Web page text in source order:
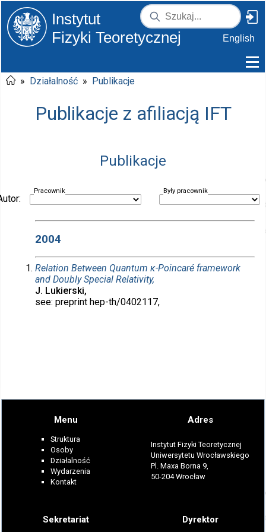
Instytut
Fizyki Teoretycznej
English
» Działalność » Publikacje
Publikacje z afiliacją IFT
Publikacje
Pracownik Były pracownik
2004
Relation Between Quantum κ-Poincaré framework
and Doubly Special Relativity,
J. Lukierski,
see: preprint hep-th/0402117,
Menu
Struktura
Osoby
Działalność
Wydarzenia
Kontakt
Adres
Instytut Fizyki Teoretycznej
Uniwersytetu Wrocławskiego
Pl. Maxa Borna 9,
50-204 Wrocław
Sekretariat Dyrektor